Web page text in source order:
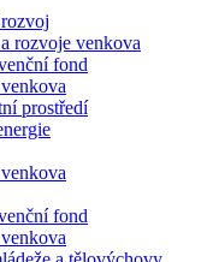
rozvoje venkova
fond
prostředí
fond